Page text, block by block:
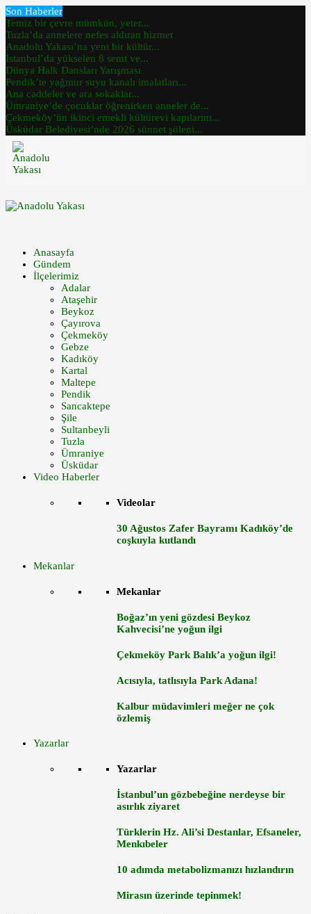
Son Haberler
Temiz bir çevre mümkün, yeter...
Tuzla’da annelere nefes aldıran hizmet
Anadolu Yakası’na yeni bir kültür...
İstanbul’da yükselen 8 semt ve...
Dünya Halk Dansları Yarışması
Pendik’te yağmur suyu kanalı imalatları...
Ana caddeler ve ara sokaklar...
Ümraniye’de çocuklar öğrenirken anneler de...
Çekmeköy’ün ikinci emekli kültürevi kapılarını...
Üsküdar Belediyesi’nde 2026 sünnet şöleni...
Anasayfa
Gündem
İlçelerimiz
Adalar
Ataşehir
Beykoz
Çayırova
Çekmeköy
Gebze
Kadıköy
Kartal
Maltepe
Pendik
Sancaktepe
Şile
Sultanbeyli
Tuzla
Ümraniye
Üsküdar
Video Haberler
Videolar
30 Ağustos Zafer Bayramı Kadıköy’de
coşkuyla kutlandı
Mekanlar
Mekanlar
Boğaz’ın yeni gözdesi Beykoz
Kahvecisi’ne yoğun ilgi
Çekmeköy Park Balık’a yoğun ilgi!
Acısıyla, tatlısıyla Park Adana!
Kalbur müdavimleri meğer ne çok
özlemiş
Yazarlar
Yazarlar
İstanbul’un gözbebeğine nerdeyse bir
asırlık ziyaret
Türklerin Hz. Ali’si Destanlar, Efsaneler,
Menkıbeler
10 adımda metabolizmanızı hızlandırın
Mirasın üzerinde tepinmek!